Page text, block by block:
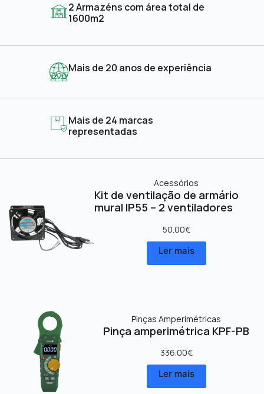
2 Armazéns com área total de
1600m2
Mais de 20 anos de experiência
Mais de 24 marcas
representadas
Acessórios
Kit de ventilação de armário
mural IP55 – 2 ventiladores
50.00€
Ler mais
Pinças Amperimétricas
Pinça amperimétrica KPF-PB
336.00€
Ler mais